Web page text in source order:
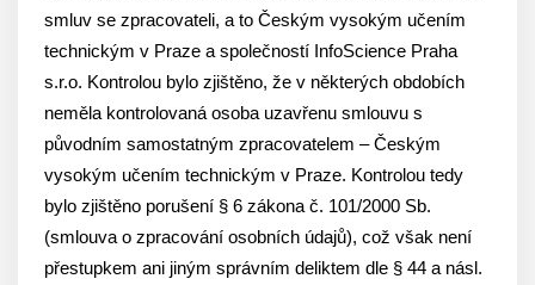
smluv se zpracovateli, a to Českým vysokým učením
technickým v Praze a společností InfoScience Praha
s.r.o. Kontrolou bylo zjištěno, že v některých obdobích
neměla kontrolovaná osoba uzavřenu smlouvu s
původním samostatným zpracovatelem – Českým
vysokým učením technickým v Praze. Kontrolou tedy
bylo zjištěno porušení § 6 zákona č. 101/2000 Sb.
(smlouva o zpracování osobních údajů), což však není
přestupkem ani jiným správním deliktem dle § 44 a násl.